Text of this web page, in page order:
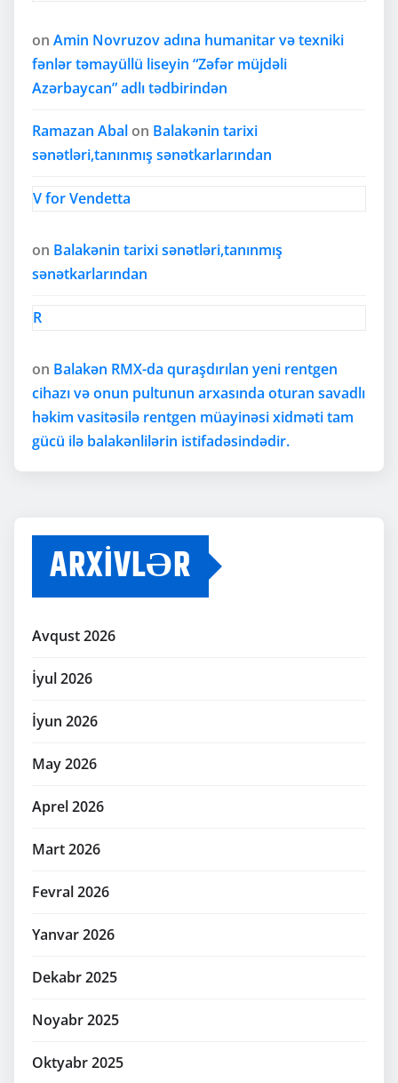
on Amin Novruzov adına humanitar və texniki
fənlər təmayüllü liseyin “Zəfər müjdəli
Azərbaycan” adlı tədbirindən
Ramazan Abal on Balakənin tarixi
sənətləri,tanınmış sənətkarlarından
V for Vendetta
on Balakənin tarixi sənətləri,tanınmış
sənətkarlarından
R
on Balakən RMX-da quraşdırılan yeni rentgen
cihazı və onun pultunun arxasında oturan savadlı
həkim vasitəsilə rentgen müayinəsi xidməti tam
gücü ilə balakənlilərin istifadəsindədir.
ARXIVLƏR
Avqust 2026
İyul 2026
İyun 2026
May 2026
Aprel 2026
Mart 2026
Fevral 2026
Yanvar 2026
Dekabr 2025
Noyabr 2025
Oktyabr 2025